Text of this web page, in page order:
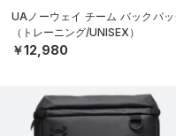
UAノーウェイ チーム バックパッ
（トレーニング/UNISEX）
￥12,980